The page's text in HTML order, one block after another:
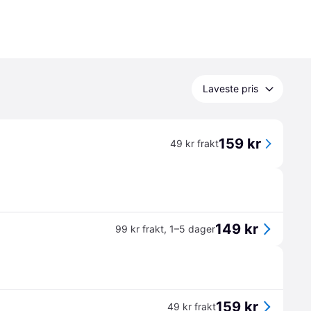
Laveste pris
49 kr frakt159 kr
99 kr frakt, 1–5 dager149 kr
49 kr frakt159 kr